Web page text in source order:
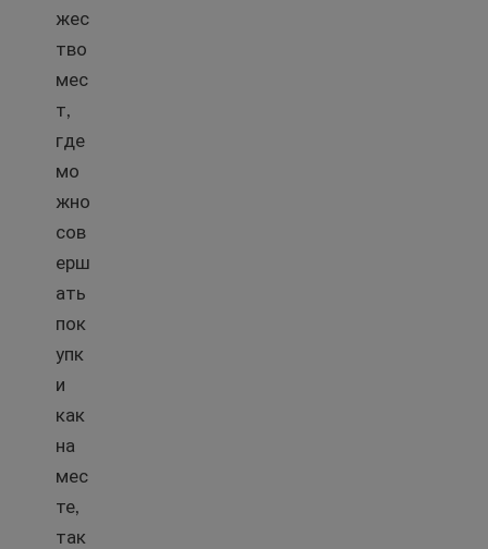
жес
тво
мес
т,
где
мо
жно
сов
ерш
ать
пок
упк
и
как
на
мес
те,
так